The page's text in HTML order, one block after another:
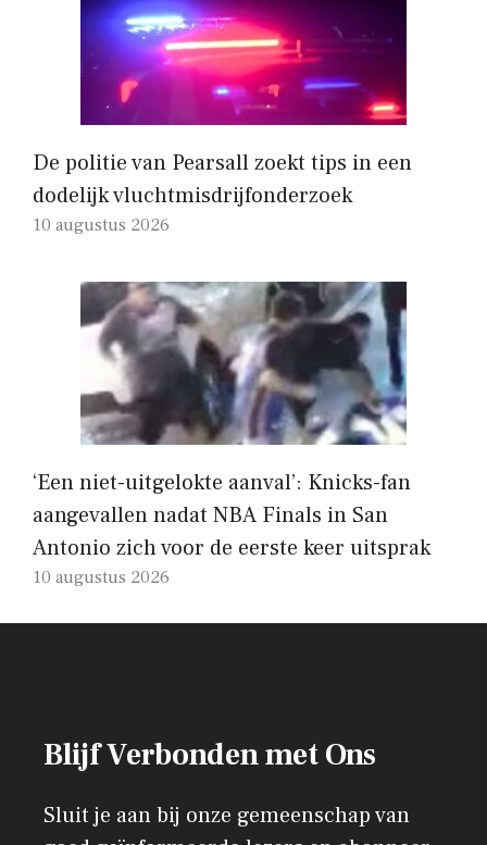
De politie van Pearsall zoekt tips in een
dodelijk vluchtmisdrijfonderzoek
10 augustus 2026
‘Een niet-uitgelokte aanval’: Knicks-fan
aangevallen nadat NBA Finals in San
Antonio zich voor de eerste keer uitsprak
10 augustus 2026
Blijf Verbonden met Ons
Sluit je aan bij onze gemeenschap van